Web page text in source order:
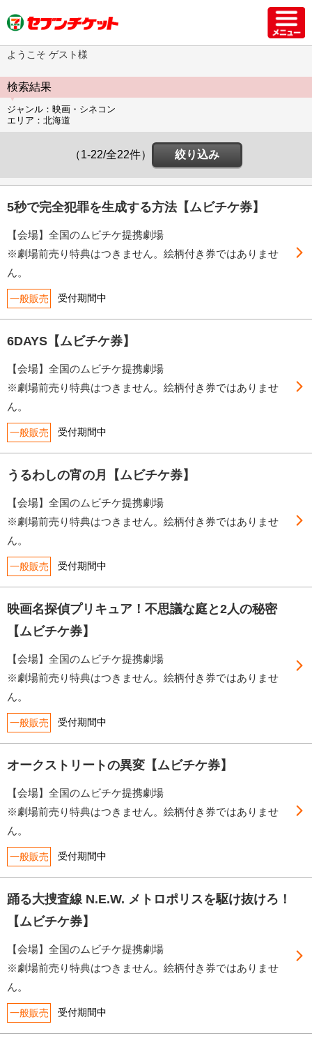
ようこそ ゲスト様
検索結果
ジャンル：映画・シネコン
エリア：北海道
（1-22/全22件） 絞り込み
5秒で完全犯罪を生成する方法【ムビチケ券】
【会場】全国のムビチケ提携劇場
※劇場前売り特典はつきません。絵柄付き券ではありませ
ん。
一般販売 受付期間中
6DAYS【ムビチケ券】
【会場】全国のムビチケ提携劇場
※劇場前売り特典はつきません。絵柄付き券ではありませ
ん。
一般販売 受付期間中
うるわしの宵の月【ムビチケ券】
【会場】全国のムビチケ提携劇場
※劇場前売り特典はつきません。絵柄付き券ではありませ
ん。
一般販売 受付期間中
映画名探偵プリキュア！不思議な庭と2人の秘密
【ムビチケ券】
【会場】全国のムビチケ提携劇場
※劇場前売り特典はつきません。絵柄付き券ではありませ
ん。
一般販売 受付期間中
オークストリートの異変【ムビチケ券】
【会場】全国のムビチケ提携劇場
※劇場前売り特典はつきません。絵柄付き券ではありませ
ん。
一般販売 受付期間中
踊る大捜査線 N.E.W. メトロポリスを駆け抜けろ！
【ムビチケ券】
【会場】全国のムビチケ提携劇場
※劇場前売り特典はつきません。絵柄付き券ではありませ
ん。
一般販売 受付期間中